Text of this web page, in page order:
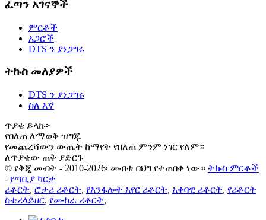
ፈጣን አገናኞች
ምርቶች
አጋሮች
DTS ን ያነጋግሩ
ትኩስ መለያዎች
DTS ን ያነጋግሩ
ስለ እኛ
ጥያቄ ይላኩ፦
የበለጠ ለማወቅ ዝግጁ
የመጨረሻውን ውጤት ከማየት የበለጠ ምንም ነገር የለም።
ለጥያቄው ጠቅ ያድርጉ
© የቅጂ መብት - 2010-2026፡ መብቱ በህግ የተጠበቀ ነው። ትኩስ ምርቶች
- የጣቢያ ካርታ
ሪቶርት, ሮታሪ ሪቶርት, የእንፋሎት አየር ሪቶርት, አቀባዊ ሪቶርት, የሪቶርት
ስቴሪላይዘር, የሙከራ ሪቶርት,